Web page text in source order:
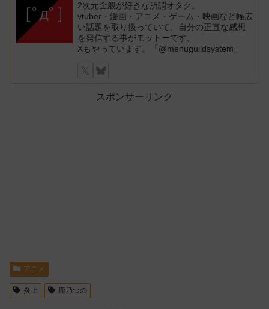
2次元全般が好きな所謂オタク。
vtuber・漫画・アニメ・ゲーム・映画など幅広
い話題を取り扱っていて、自分の正直な感想
を発信する事がモットーです。
Xもやっています。「@menuguildsystem」
スポンサーリンク
アニメ
炎上 鹿乃つの